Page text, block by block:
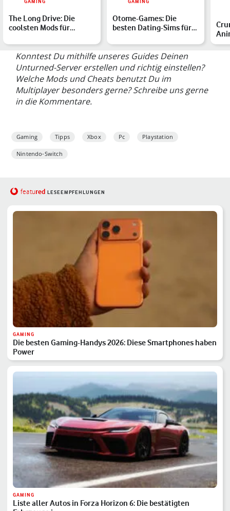
GAMING
The Long Drive: Die
coolsten Mods für
GAMING
Otome-Games: Die
besten Dating-Sims für
Konntest Du mithilfe unseres Guides Deinen
Unturned-Server erstellen und richtig einstellen?
Welche Mods und Cheats benutzt Du im
Multiplayer besonders gerne? Schreibe uns gerne
in die Kommentare.
Gaming Tipps Xbox Pc Playstation
Nintendo-Switch
featured LESEEMPFEHLUNGEN
GAMING
Die besten Gaming-Handys 2026: Diese Smartphones haben
Power
GAMING
Liste aller Autos in Forza Horizon 6: Die bestätigten